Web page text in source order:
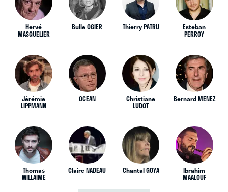
Hervé
MASQUELIER
Bulle OGIER Thierry PATRU Esteban
PERROY
Jérémie
LIPPMANN
OCEAN Christiane
LUDOT
Bernard MENEZ
Thomas
WILLAIME
Claire NADEAU Chantal GOYA Ibrahim
MAALOUF